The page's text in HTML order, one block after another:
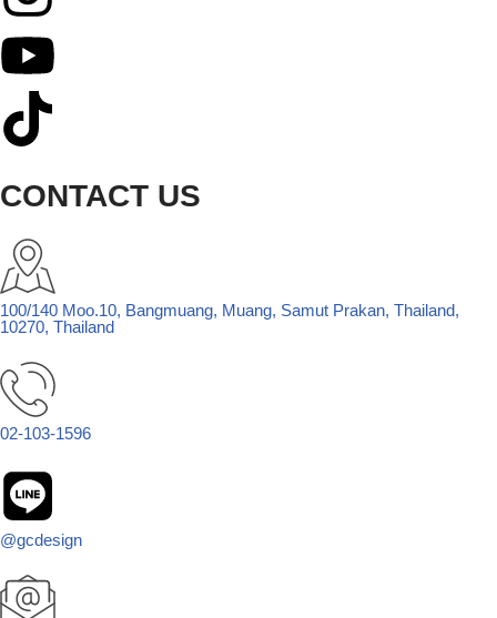
CONTACT US
100/140 Moo.10, Bangmuang, Muang, Samut Prakan, Thailand,
10270, Thailand
02-103-1596
@gcdesign